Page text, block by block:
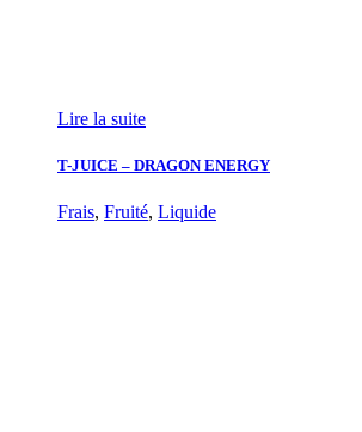
Lire la suite
T-JUICE – DRAGON ENERGY
Frais, Fruité, Liquide